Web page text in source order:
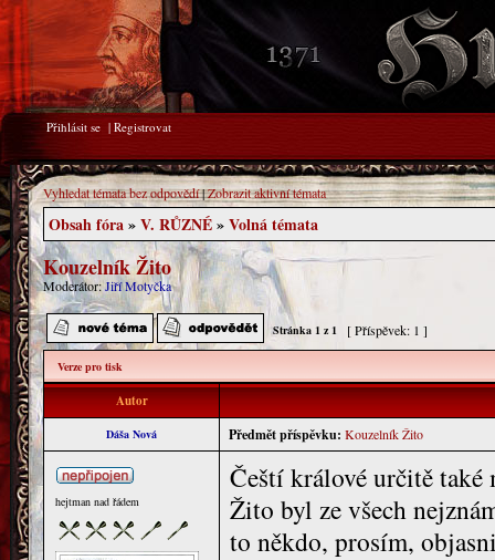
Přihlásit se | Registrovat
Vyhledat témata bez odpovědí|Zobrazit aktivní témata
Obsah fóra»V. RŮZNÉ»Volná témata
Kouzelník Žito
Moderátor:Jiří Motyčka
Stránka 1 z 1 [ Příspěvek: 1 ]
Verze pro tisk
Autor
Dáša Nová Předmět příspěvku: Kouzelník Žito
hejtman nad řádem
Čeští králové určitě
Žito byl ze všech
to někdo, prosím,